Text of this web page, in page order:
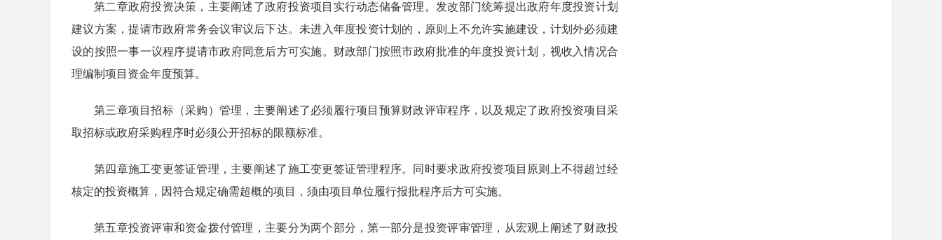
第二章政府投资决策，主要阐述了政府投资项目实行动态储备管理。发改部门统筹提出政府年度投资计划
建议方案，提请市政府常务会议审议后下达。未进入年度投资计划的，原则上不允许实施建设，计划外必须建
设的按照一事一议程序提请市政府同意后方可实施。财政部门按照市政府批准的年度投资计划，视收入情况合
理编制项目资金年度预算。
第三章项目招标（采购）管理，主要阐述了必须履行项目预算财政评审程序，以及规定了政府投资项目采
取招标或政府采购程序时必须公开招标的限额标准。
第四章施工变更签证管理，主要阐述了施工变更签证管理程序。同时要求政府投资项目原则上不得超过经
核定的投资概算，因符合规定确需超概的项目，须由项目单位履行报批程序后方可实施。
第五章投资评审和资金拨付管理，主要分为两个部分，第一部分是投资评审管理，从宏观上阐述了财政投